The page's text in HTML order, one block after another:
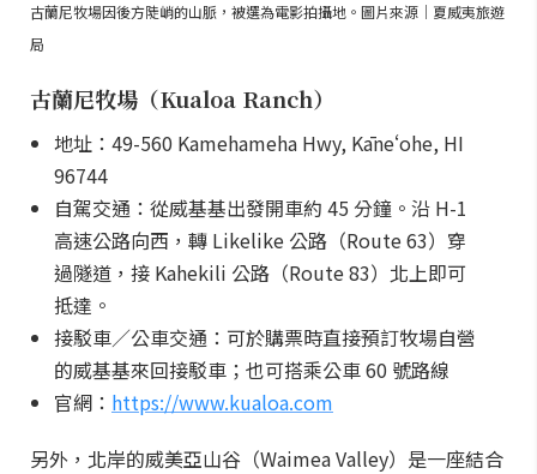
古蘭尼牧場因後方陡峭的山脈，被選為電影拍攝地。圖片來源｜夏威夷旅遊
局
古蘭尼牧場（Kualoa Ranch）
地址：49-560 Kamehameha Hwy, Kāneʻohe, HI
96744
自駕交通：從威基基出發開車約 45 分鐘。沿 H-1
高速公路向西，轉 Likelike 公路（Route 63）穿
過隧道，接 Kahekili 公路（Route 83）北上即可
抵達。
接駁車／公車交通：可於購票時直接預訂牧場自營
的威基基來回接駁車；也可搭乘公車 60 號路線
官網： https://www.kualoa.com
另外，北岸的威美亞山谷（Waimea Valley）是一座結合